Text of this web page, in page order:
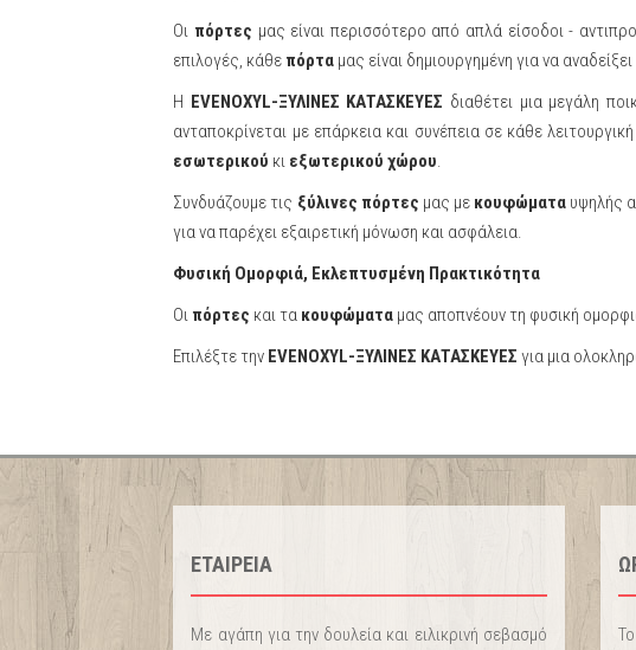
Οι πόρτες μας είναι περισσότερο από απλά είσοδοι -
επιλογές, κάθε πόρτα μας είναι δημιουργημένη για να
Η EVENOXYL-ΞΥΛΙΝΕΣ ΚΑΤΑΣΚΕΥΕΣ διαθέτει μια μεγάλη
ανταποκρίνεται με επάρκεια και συνέπεια σε κάθε
εσωτερικού κι εξωτερικού χώρου.
Συνδυάζουμε τις ξύλινες πόρτες μας με κουφώματαυψηλής
για να παρέχει εξαιρετική μόνωση και ασφάλεια.
Φυσική Ομορφιά, Εκλεπτυσμένη Πρακτικότητα
Οι πόρτες και τα κουφώματα μας αποπνέουν τη φυσική
Επιλέξτε την EVENOXYL-ΞΥΛΙΝΕΣ ΚΑΤΑΣΚΕΥΕΣ για μια
ΕΤΑΙΡΕΙΑ
Με αγάπη για την δουλεία και ειλικρινή σεβασμό